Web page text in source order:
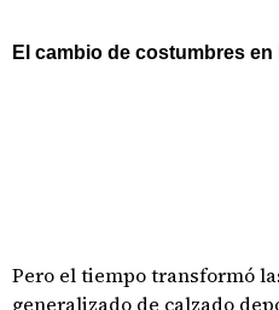
El cambio de costumbres
Pero el tiempo transformó
generalizado de calzado